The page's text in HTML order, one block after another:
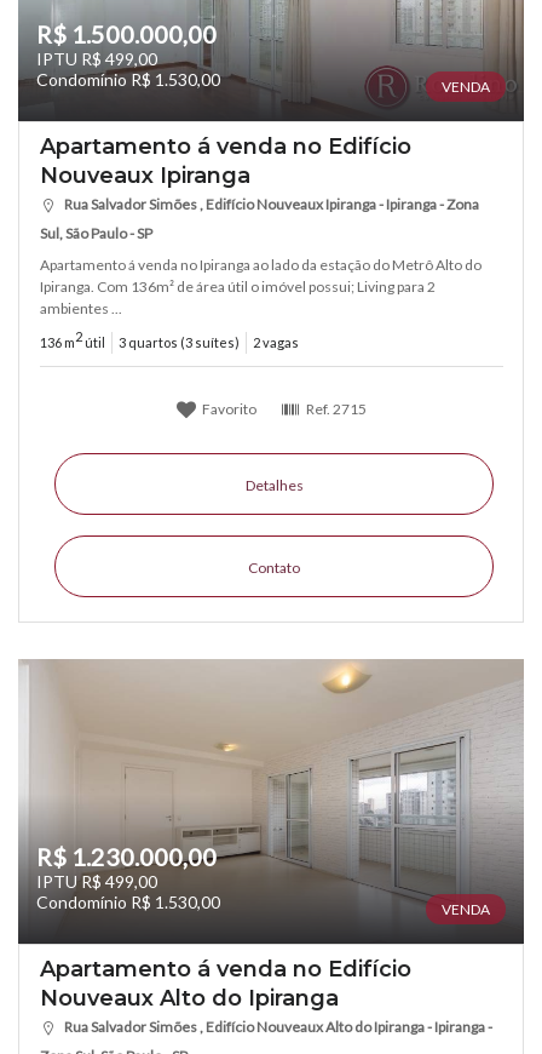
R$ 1.500.000,00
IPTU R$ 499,00
Condomínio R$ 1.530,00
VENDA
Apartamento á venda no Edifício
Nouveaux Ipiranga
Rua Salvador Simões , Edifício Nouveaux Ipiranga - Ipiranga - Zona
Sul, São Paulo - SP
Apartamento á venda no Ipiranga ao lado da estação do Metrô Alto do
Ipiranga. Com 136m² de área útil o imóvel possui; Living para 2
ambientes ...
136 m2 útil 3 quartos (3 suítes) 2 vagas
Favorito Ref. 2715
Detalhes
Contato
R$ 1.230.000,00
IPTU R$ 499,00
Condomínio R$ 1.530,00
VENDA
Apartamento á venda no Edifício
Nouveaux Alto do Ipiranga
Rua Salvador Simões , Edifício Nouveaux Alto do Ipiranga - Ipiranga -